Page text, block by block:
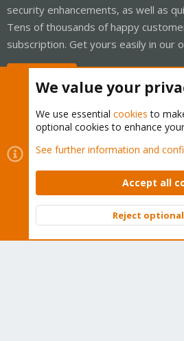
security enhancements, as well as
Tens of thousands of happy
subscription. Get yours easily in our
Cookies
Proxmox Support
Contact us
Terms and rules Privacy
Community platform by XenForo © 2010-
We value your
We use essential cookies to
optional cookies to enhance
See further information and
Accept all
Reject